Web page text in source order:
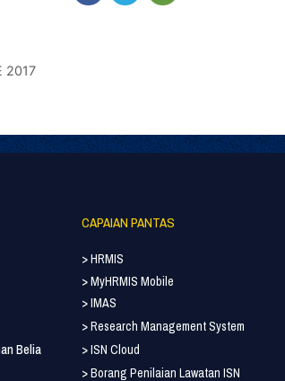
2017
Belia
CAPAIAN PANTAS
> HRMIS
> MyHRMIS Mobile
> IMAS
> Research Management System
> ISN Cloud
> Borang Penilaian Lawatan ISN